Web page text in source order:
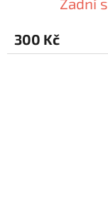
300 Kč